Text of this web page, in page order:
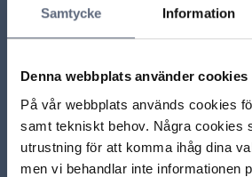
Samtycke Information
Denna webbplats använder cookies
På vår webbplats används cookies
samt tekniskt behov. Några cookies
utrustning för att komma ihåg dina
men vi behandlar inte informationen
Vilka fel kan jag klaga på?
Har något blivit fel på din
Din rätt till ersättning om något